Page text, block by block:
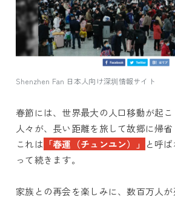
Shenzhen Fan 日本人向け深圳情報サイト
春節には、世界最大の人口移動が起
人々が、長い距離を旅して故郷に帰省
これは 「春運（チュンユン）」
と呼
って続きます。
家族との再会を楽しみに、数百万人